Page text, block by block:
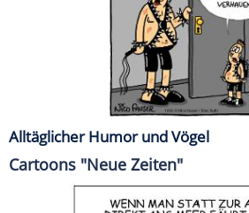
Alltäglicher Humor und Vögel
Cartoons "Neue Zeiten"